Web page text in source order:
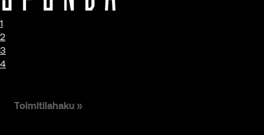
1
2
3
4
Toimitilahaku »